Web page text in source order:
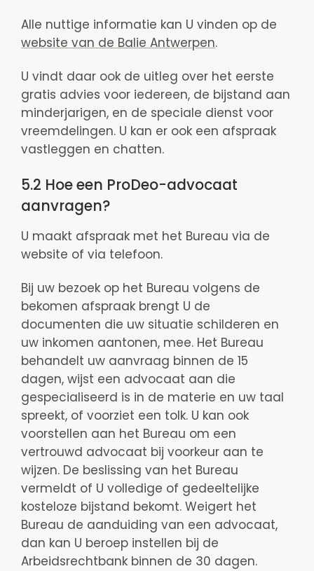
Alle nuttige informatie kan U vinden op de
website van de Balie Antwerpen.
U vindt daar ook de uitleg over het eerste
gratis advies voor iedereen, de bijstand aan
minderjarigen, en de speciale dienst voor
vreemdelingen. U kan er ook een afspraak
vastleggen en chatten.
5.2 Hoe een ProDeo-advocaat
aanvragen?
U maakt afspraak met het Bureau via de
website of via telefoon.
Bij uw bezoek op het Bureau volgens de
bekomen afspraak brengt U de
documenten die uw situatie schilderen en
uw inkomen aantonen, mee. Het Bureau
behandelt uw aanvraag binnen de 15
dagen, wijst een advocaat aan die
gespecialiseerd is in de materie en uw taal
spreekt, of voorziet een tolk. U kan ook
voorstellen aan het Bureau om een
vertrouwd advocaat bij voorkeur aan te
wijzen. De beslissing van het Bureau
vermeldt of U volledige of gedeeltelijke
kosteloze bijstand bekomt. Weigert het
Bureau de aanduiding van een advocaat,
dan kan U beroep instellen bij de
Arbeidsrechtbank binnen de 30 dagen.